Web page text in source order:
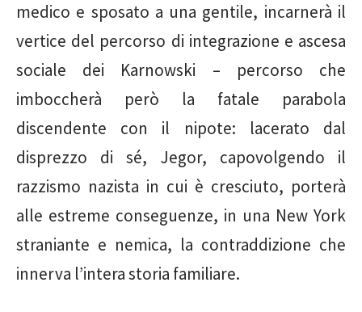
medico e sposato a una gentile, incarnerà il
vertice del percorso di integrazione e ascesa
sociale dei Karnowski – percorso che
imboccherà però la fatale parabola
discendente con il nipote: lacerato dal
disprezzo di sé, Jegor, capovolgendo il
razzismo nazista in cui è cresciuto, porterà
alle estreme conseguenze, in una New York
straniante e nemica, la contraddizione che
innerva l’intera storia familiare.